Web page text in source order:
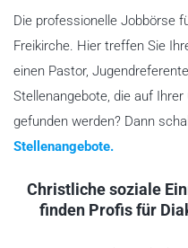
Die professionelle Jobbörse
Freikirche. Hier treffen Sie
einen Pastor,
Stellenangebote, die auf
gefunden werden? Dann
Stellenangebote.
Christliche soziale
finden Profis für